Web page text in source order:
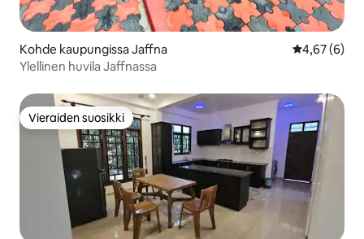
Kohde kaupungissa Jaffna
4,67 (6)
Ylellinen huvila Jaffnassa
Vieraiden suosikki
Vieraiden suosikki